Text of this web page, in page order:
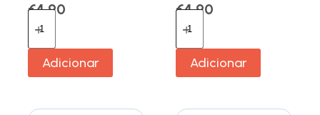
€4.90
Adicionar
€4.90
Adicionar